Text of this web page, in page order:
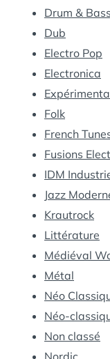
Drum & Bass
Dub
Electro Pop
Electronica
Folk
French
Fusions
IDM
Jazz
Krautrock
Littérature
Médiéval
Métal
Néo
Néo-
Non classé
Nordic